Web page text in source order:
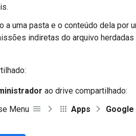
uma pasta e o conteúdo dela por
indiretas do arquivo
ao drive compartilhado:
Menu
Apps